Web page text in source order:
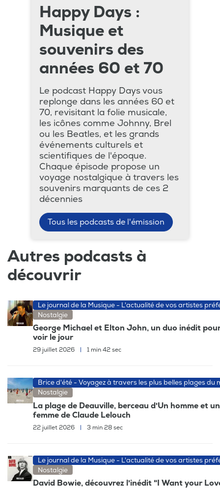
Happy Days :
Musique et
souvenirs des
années 60 et 70
Le podcast Happy Days vous
replonge dans les années 60 et
70, revisitant la folie musicale,
les icônes comme Johnny, Brel
ou les Beatles, et les grands
événements culturels et
scientifiques de l'époque.
Chaque épisode propose un
voyage nostalgique à travers les
souvenirs marquants de ces 2
décennies
Tous les podcasts de l'émission
Autres podcasts à
découvrir
Le journal de la Musique - L'actualité de vos artistes
Nostalgie
George Michael et Elton John, un duo inédit
voir le jour
29 juillet 2026 1 min 42 sec
Brice d'été - Voyagez à travers les plus belles plages du
Nostalgie
La plage de Deauville, berceau d'Un homme et
femme de Claude Lelouch
22 juillet 2026 | 3 min 28 sec
Le journal de la Musique - L'actualité de vos artistes
Nostalgie
David Bowie, découvrez l'inédit "I Want your